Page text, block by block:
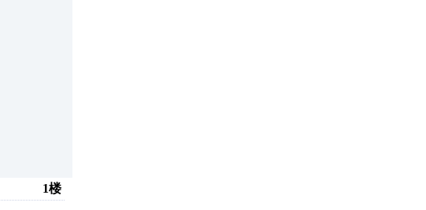
1楼